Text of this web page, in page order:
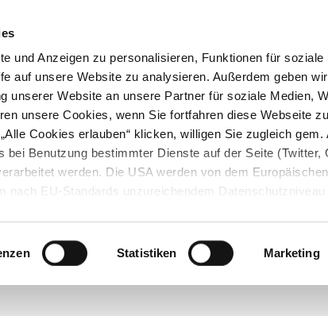
und Anzeigen zu personalisieren, Funktionen für soziale
auf unsere Website zu analysieren. Außerdem geben wir
unserer Website an unsere Partner für soziale Medien,
unsere Cookies, wenn Sie fortfahren diese Webseite
Cookies erlauben“ klicken, willigen Sie zugleich gem.
Benutzung bestimmter Dienste auf der Seite (Twitter,
werden. Die USA werden von dem Europäischen
nach EU-Standards unzureichendem Datenschutzniveau
Statistiken Marketing
Sie Ihre Fragen und helfen Sie mit Ihrem Wissen anderen